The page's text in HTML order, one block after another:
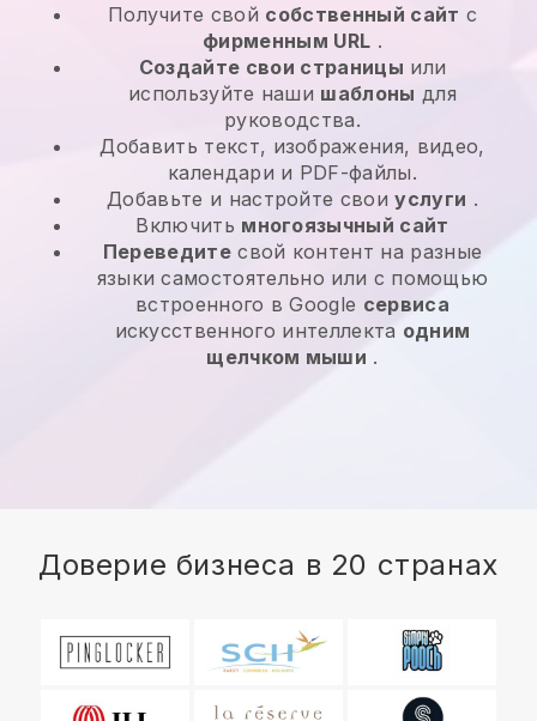
Получите свой собственный сайт с
фирменным URL .
Создайте свои страницы или
используйте наши шаблоны для
руководства.
Добавить текст, изображения, видео,
календари и PDF-файлы.
Добавьте и настройте своиуслуги .
Включить многоязычный сайт
Переведитесвой контент на разные
языки самостоятельно или с помощью
встроенного в Google сервиса
искусственного интеллекта одним
щелчком мыши .
Доверие бизнеса в 20 странах